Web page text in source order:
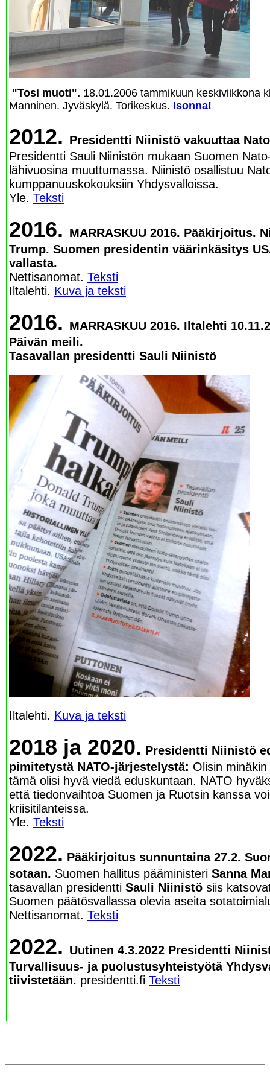
"Tosi muoti". 18.01.2006 tammikuun keskiviikkona
Manninen. Jyväskylä. Torikeskus. Isonna!
2012. Presidentti Niinistö vakuuttaa
Presidentti Sauli Niinistön mukaan Suomen
lähivuosina muuttumassa. Niinistö osallistuu
kumppanuuskokouksiin Yhdysvalloissa.
Yle. Teksti
2016. MARRASKUU 2016. Pääkirjoitus.
Trump. Suomen presidentin väärinkäsitys
vallasta.
Nettisanomat. Teksti
Iltalehti. Kuva ja teksti
2016. MARRASKUU 2016. Iltalehti
Päivän meili.
Tasavallan presidentti Sauli Niinistö
Iltalehti. Kuva ja teksti
2018 ja 2020. Presidentti Niinistö
pimitetystä NATO-järjestelystä: Olisin
tämä olisi hyvä viedä eduskuntaan. NATO
että tiedonvaihtoa Suomen ja Ruotsin kanssa
kriisitilanteissa.
Yle. Teksti
2022. Pääkirjoitus sunnuntaina 27.2.
sotaan. Suomen hallitus pääministeri Sanna
tasavallan presidentti Sauli Niinistö siis
Suomen päätösvallassa olevia aseita
Nettisanomat. Teksti
2022. Uutinen 4.3.2022 Presidentti
Turvallisuus- ja puolustusyhteistyötä
tiivistetään. presidentti.fi Teksti